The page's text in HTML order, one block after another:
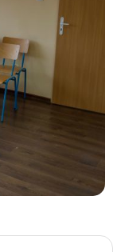
wszystkie